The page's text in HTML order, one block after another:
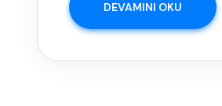
DEVAMINI OKU